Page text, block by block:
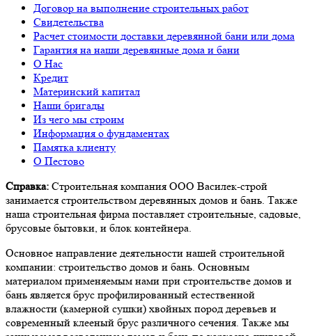
Договор на выполнение строительных работ
Свидетельства
Расчет стоимости доставки деревянной бани или дома
Гарантия на наши деревянные дома и бани
О Нас
Кредит
Материнский капитал
Наши бригады
Из чего мы строим
Информация о фундаментах
Памятка клиенту
О Пестово
Справка: Строительная компания ООО Василек-строй
занимается строительством деревянных домов и бань. Также
наша строительная фирма поставляет строительные, садовые,
брусовые бытовки, и блок контейнера.
Основное направление деятельности нашей строительной
компании: строительство домов и бань. Основным
материалом применяемым нами при строительстве домов и
бань является брус профилированный естественной
влажности (камерной сушки) хвойных пород деревьев и
современный клееный брус различного сечения. Также мы